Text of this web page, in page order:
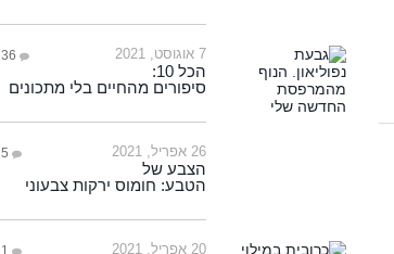
7 אוגוסט, 2021 36
הכל 10:
סיפורים מהחיים בלי מתכונים
26 אפריל, 2021 5
הצבע של
הטבע: חומוס ירקות צבעוני
20 אפריל, 2021 1